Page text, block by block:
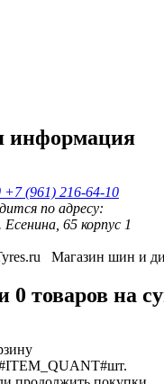
информация
+7 (961) 216-64-10
по адресу:
65 корпус 1
Магазин шин и
0 товаров на
шт.